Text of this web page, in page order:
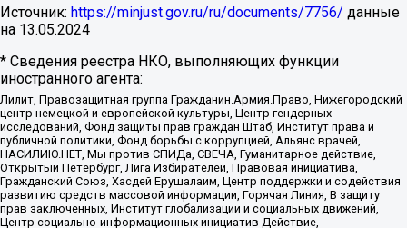
Источник: https://minjust.gov.ru/ru/documents/7756/ данные
на 13.05.2024
* Сведения реестра НКО, выполняющих функции
иностранного агента:
Лилит, Правозащитная группа Гражданин.Армия.Право, Нижегородский
центр немецкой и европейской культуры, Центр гендерных
исследований, Фонд защиты прав граждан Штаб, Институт права и
публичной политики, Фонд борьбы с коррупцией, Альянс врачей,
НАСИЛИЮ.НЕТ, Мы против СПИДа, СВЕЧА, Гуманитарное действие,
Открытый Петербург, Лига Избирателей, Правовая инициатива,
Гражданский Союз, Хасдей Ерушалаим, Центр поддержки и содействия
развитию средств массовой информации, Горячая Линия, В защиту
прав заключенных, Институт глобализации и социальных движений,
Центр социально-информационных инициатив Действие,